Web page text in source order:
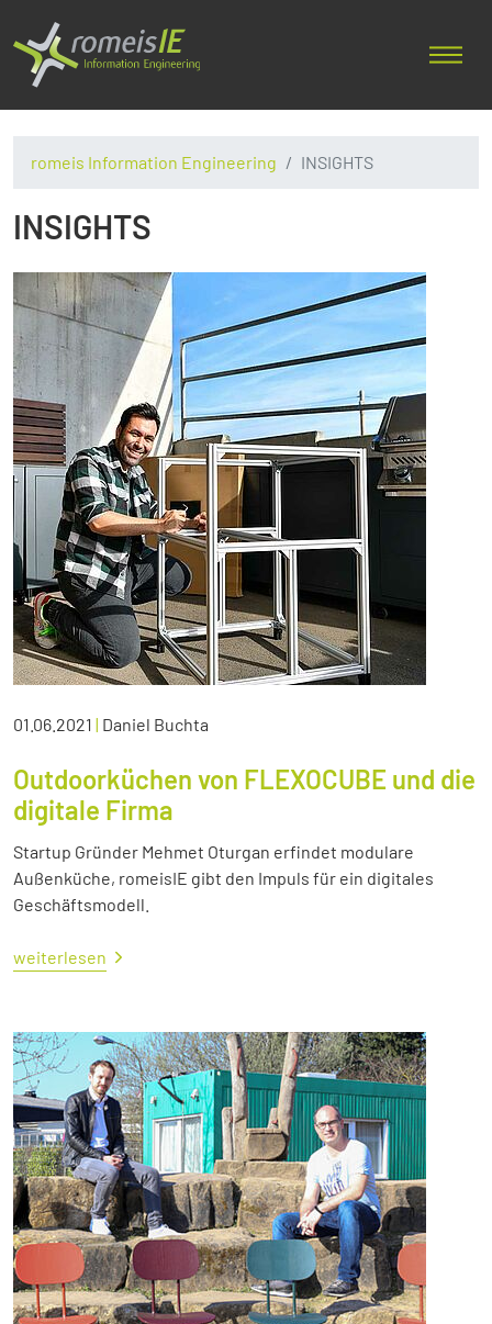
romeis Information Engineering INSIGHTS
INSIGHTS
01.06.2021 | Daniel Buchta
Outdoorküchen von FLEXOCUBE und die
digitale Firma
Startup Gründer Mehmet Oturgan erfindet modulare
Außenküche, romeisIE gibt den Impuls für ein digitales
Geschäftsmodell.
weiterlesen